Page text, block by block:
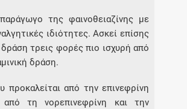
για τα οφέλη και τις
της φαινοθειαζίνης με
ιδιότητες. Ασκεί επίσης
τρεις φορές πιο ισχυρή από
δράση.
από την επινεφρίνη
τη νορεπινεφρίνη και την